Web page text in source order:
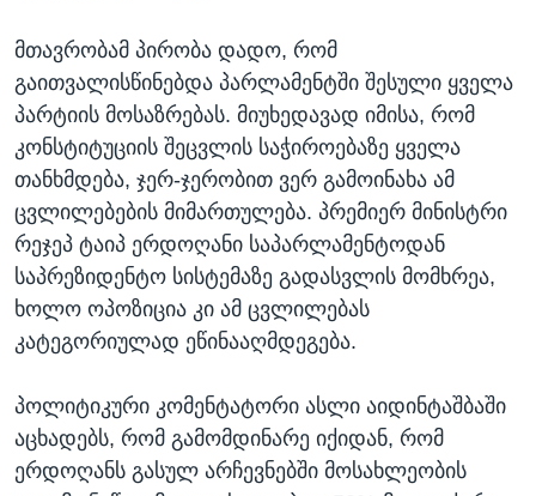
მთავრობამ პირობა დადო, რომ
გაითვალისწინებდა პარლამენტში შესული ყველა
პარტიის მოსაზრებას. მიუხედავად იმისა, რომ
კონსტიტუციის შეცვლის საჭიროებაზე ყველა
თანხმდება, ჯერ-ჯერობით ვერ გამოინახა ამ
ცვლილებების მიმართულება. პრემიერ მინისტრი
რეჯეპ ტაიპ ერდოღანი საპარლამენტოდან
საპრეზიდენტო სისტემაზე გადასვლის მომხრეა,
ხოლო ოპოზიცია კი ამ ცვლილებას
კატეგორიულად ეწინააღმდეგება.
პოლიტიკური კომენტატორი ასლი აიდინტაშბაში
აცხადებს, რომ გამომდინარე იქიდან, რომ
ერდოღანს გასულ არჩევნებში მოსახლეობის